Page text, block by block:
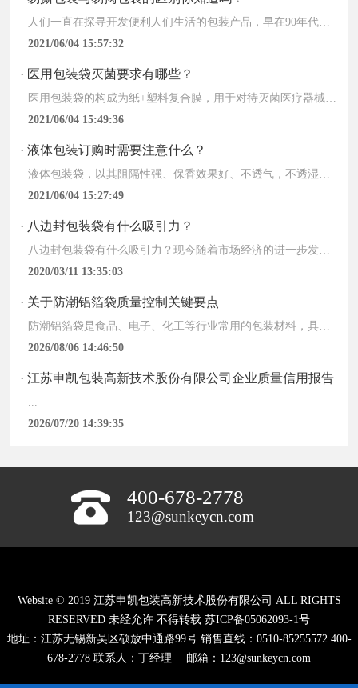
人们一直在探寻开发便利人们生活的包装产品，早在90年代，为了减少塑料包装对儿童的伤害，提高包装的使用便利性，出现了易撕膜，那么，你知道易撕膜是什么吗？“易撕”和“易揭”在...
2021/06/04 15:57:32
· 医用包装袋灭菌要求有哪些？
医用包装袋的构成为纸+塑料复合膜，用于对待灭菌医疗器械的包装，属于产品初始的内包装，其包装袋纸面上一般需要印刷医疗器械的厂家或者产品的相关信息，按EN868-5规定起印刷...
2021/06/04 15:49:36
· 液体包装订购时需要注意什么？
液体包装袋，以其阻隔性强、保香效果好、不透气，不透湿、不透味，不透溶剂，便于携带，在运输和收藏过程中不产生挤压、撞击、掉落时不破碎等特点，得到认可和广泛使用，常应用于奶制...
2021/06/04 15:27:49
· 八边封包装袋有什么吸引力？
八边封包装袋有什么吸引力？现今随着市场经济的进一步发展，大众在采购产品的时候，越来越从实用性朝观赏性方向发展，所以为了更多吸引消费者的关注，商家在包装上各种使力，就包装袋...
2020/03/11 13:35:03
· 关于防潮铝箔袋质量控制关键要点
防潮铝箔袋是食品、电子、化工等行业常用的包装材料，具备阻隔水汽、避光、密封防护的作用，产品质量直接影响包装物的储存效果与保存周期。为保障铝箔袋的防潮性能与使用品质，需在原...
2026/08/06 14:46:50
· 江苏申凯包装高新技术股份有限公司企业质量信用报告
...
2026/07/20 14:39:35
400-678-2778
123@sunkeycn.com
Website © 2019 江苏申凯包装高新技术股份有限公司 ALL RIGHTS
RESERVED 未经允许 不得转载 苏ICP备05062093-1号
地址：江苏无锡新吴区硕放中通路99号 销售直线：0510-85255572 400-
678-2778 联系人：丁经理 邮箱：123@sunkeycn.com